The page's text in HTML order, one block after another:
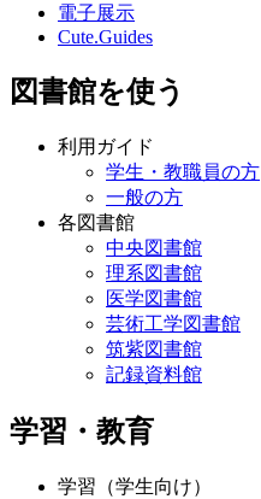
電子展示
Cute.Guides
図書館を使う
利用ガイド
学生・教職員の方
一般の方
各図書館
中央図書館
理系図書館
医学図書館
芸術工学図書館
筑紫図書館
記録資料館
学習・教育
学習（学生向け）